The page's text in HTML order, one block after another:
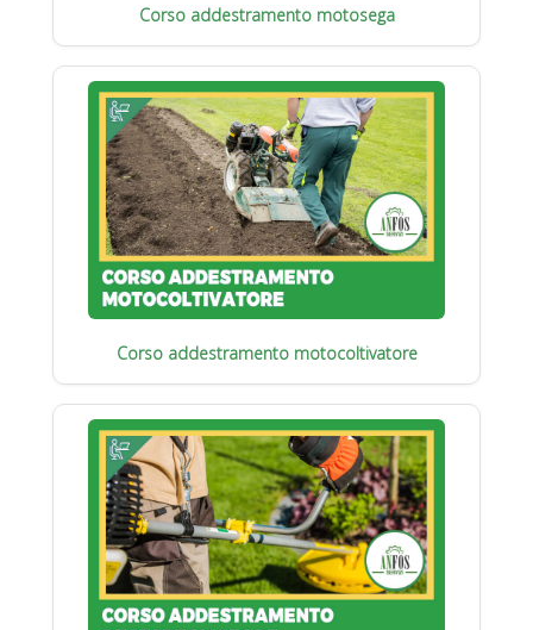
Corso addestramento motosega
Corso addestramento motocoltivatore